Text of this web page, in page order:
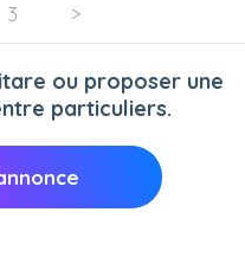
3 >
ou proposer une
particuliers.